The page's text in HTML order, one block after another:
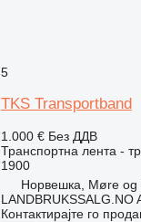
5
TKS Transportband
1.000 € Без ДДВ
Транспортна лента -
1900
Норвешка, Møre og
LANDBRUKSSALG.NO
Контактирајте го